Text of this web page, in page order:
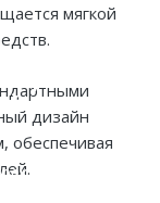
мягкой
дизайн
обеспечивая
его
Ваши